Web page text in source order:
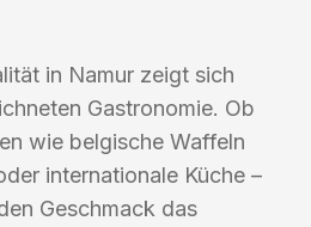
in Namur zeigt sich
Gastronomie. Ob
wie belgische Waffeln
internationale Küche –
Geschmack das